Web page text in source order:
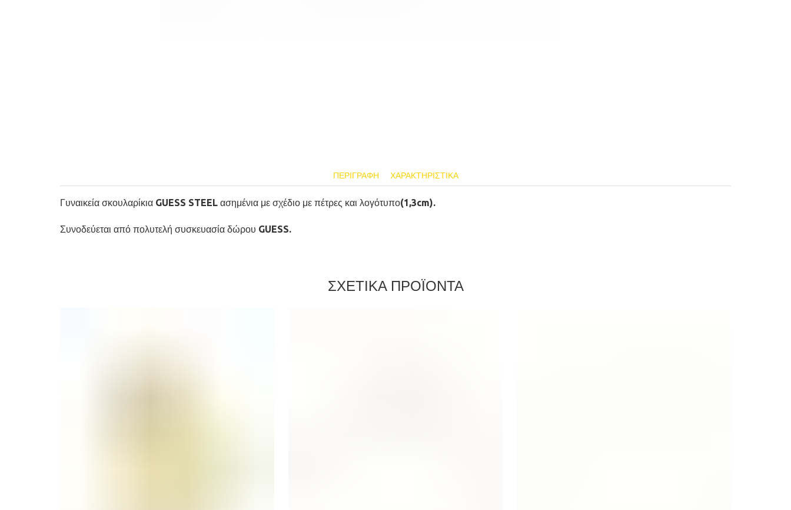
ΠΕΡΙΓΡΑΦΉ ΧΑΡΑΚΤΗΡΙΣΤΙΚΆ
Γυναικεία σκουλαρίκια GUESS STEEL ασημένια με σχέδιο με πέτρες και λογότυπο(1,3cm).
Συνοδεύεται από πολυτελή συσκευασία δώρου GUESS.
ΣΧΕΤΙΚΑ ΠΡΟΪΟΝΤΑ